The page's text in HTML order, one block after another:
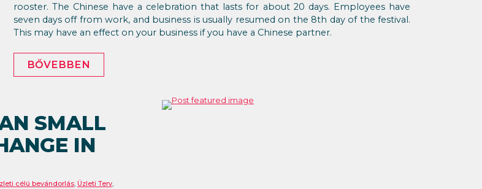
rooster. The Chinese have a celebration that lasts for about 20 days. Employees have
seven days off from work, and business is usually resumed on the 8th day of the festival.
This may have an effect on your business if you have a Chinese partner.
BŐVEBBEN
SMALL
IN
célú bevándorlás, Üzleti Terv,